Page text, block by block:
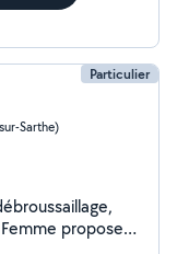
Particulier
Sarthe)